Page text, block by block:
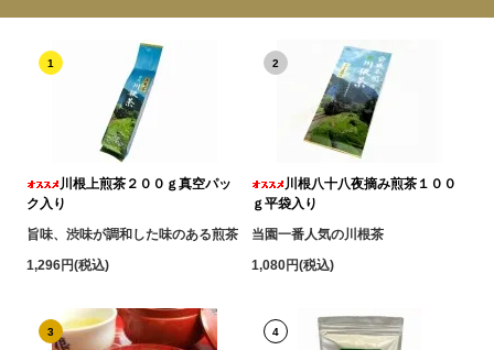
1
川根上煎茶２００ｇ真空パッ
ク入り
旨味、渋味が調和した味のある煎茶
1,296円(税込)
2
川根八十八夜摘み煎茶１００
ｇ平袋入り
当園一番人気の川根茶
1,080円(税込)
3 4